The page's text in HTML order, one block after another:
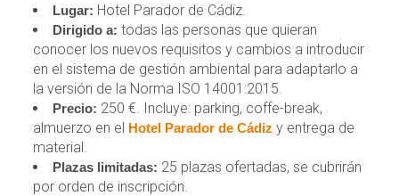
Lugar: Hotel Parador de Cádiz.
Dirigido a: todas las personas que quieran
conocer los nuevos requisitos y cambios a introducir
en el sistema de gestión ambiental para adaptarlo a
la versión de la Norma ISO 14001:2015.
Precio: 250 €. Incluye: parking, coffe-break,
almuerzo en el Hotel Parador de Cádiz y entrega de
material.
Plazas limitadas: 25 plazas ofertadas, se cubrirán
por orden de inscripción.